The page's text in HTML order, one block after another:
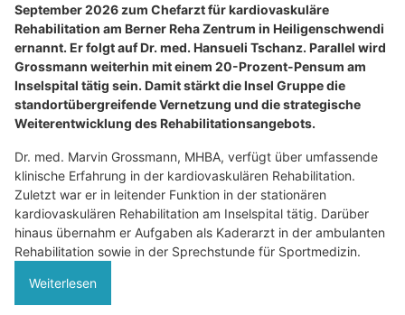
September 2026 zum Chefarzt für kardiovaskuläre
Rehabilitation am Berner Reha Zentrum in Heiligenschwendi
ernannt. Er folgt auf Dr. med. Hansueli Tschanz. Parallel wird
Grossmann weiterhin mit einem 20-Prozent-Pensum am
Inselspital tätig sein. Damit stärkt die Insel Gruppe die
standortübergreifende Vernetzung und die strategische
Weiterentwicklung des Rehabilitationsangebots.
Dr. med. Marvin Grossmann, MHBA, verfügt über umfassende
klinische Erfahrung in der kardiovaskulären Rehabilitation.
Zuletzt war er in leitender Funktion in der stationären
kardiovaskulären Rehabilitation am Inselspital tätig. Darüber
hinaus übernahm er Aufgaben als Kaderarzt in der ambulanten
Rehabilitation sowie in der Sprechstunde für Sportmedizin.
Weiterlesen